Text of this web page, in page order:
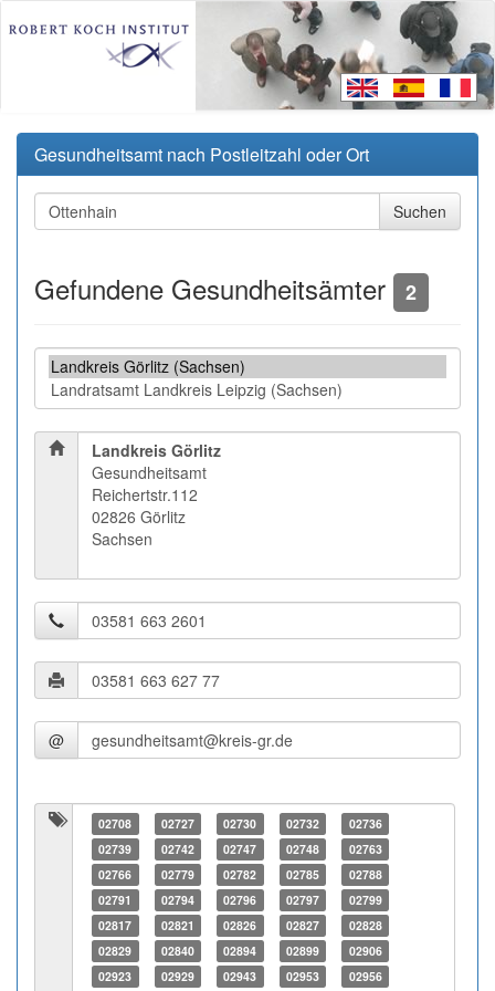
Gesundheitsamt nach Postleitzahl oder Ort
Gefundene Gesundheitsämter 2
Landkreis Görlitz
Gesundheitsamt
Reichertstr.112
02826 Görlitz
Sachsen
@
02708 02727 02730 02732
02736
02739
02742 02747 02748
02763
02766
02779 02782 02785
02788
02791
02794 02796 02797
02799
02817
02821 02826 02827
02828
02829
02840 02894 02899
02906
02923
02929 02943 02953 02956